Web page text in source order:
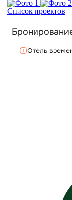
Список проектов